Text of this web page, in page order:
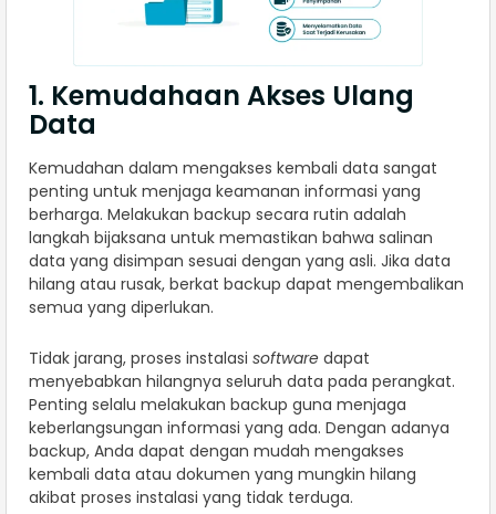
1. Kemudahaan Akses Ulang
Data
Kemudahan dalam mengakses kembali data sangat
penting untuk menjaga keamanan informasi yang
berharga. Melakukan backup secara rutin adalah
langkah bijaksana untuk memastikan bahwa salinan
data yang disimpan sesuai dengan yang asli. Jika data
hilang atau rusak, berkat backup dapat mengembalikan
semua yang diperlukan.
Tidak jarang, proses instalasi software dapat
menyebabkan hilangnya seluruh data pada perangkat.
Penting selalu melakukan backup guna menjaga
keberlangsungan informasi yang ada. Dengan adanya
backup, Anda dapat dengan mudah mengakses
kembali data atau dokumen yang mungkin hilang
akibat proses instalasi yang tidak terduga.